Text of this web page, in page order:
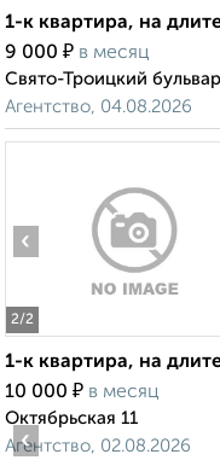
1-к квартира, на
9 000 ₽ в месяц
Свято-Троицкий
Агентство, 04.08.2026
2/2
‹
1-к квартира, на
10 000 ₽ в месяц
Октябрьская 11
Агентство, 02.08.2026
‹